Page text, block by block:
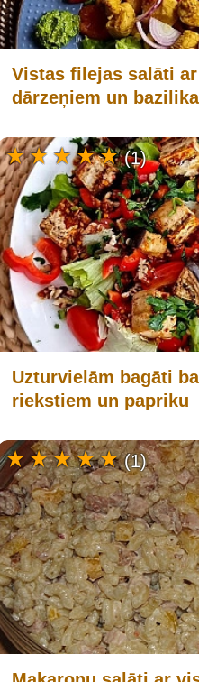
Vistas filejas salāti
dārzeņiem un
Uzturvielām bagāti
riekstiem un papriku
(1)
(1)